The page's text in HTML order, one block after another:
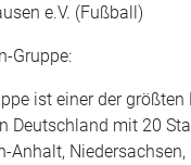
e.V. (Fußball)
Gruppe:
ist einer der größten
Deutschland mit 20
Anhalt, Niedersachsen,